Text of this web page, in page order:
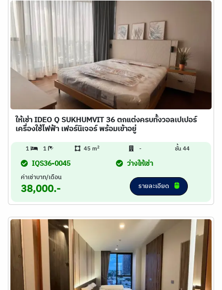
ให้เช่า IDEO Q SUKHUMVIT 36 ตกแต่งครบทั้งวอลเปเปอร์
เครื่องใช้ไฟฟ้า เฟอร์นิเจอร์ พร้อมเข้าอยู่
1 1 45 m2 - ชั้น 44
IQS36-0045 ว่างให้เช่า
ค่าเช่าบาท/เดือน
38,000.- รายละเอียด